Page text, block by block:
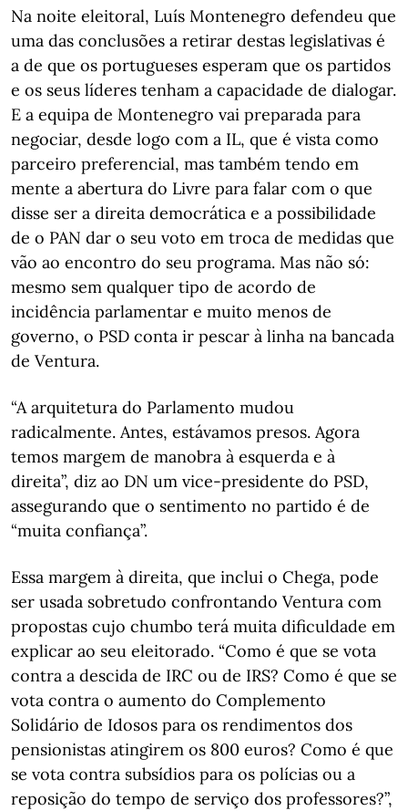
Na noite eleitoral, Luís Montenegro defendeu que
uma das conclusões a retirar destas legislativas é
a de que os portugueses esperam que os partidos
e os seus líderes tenham a capacidade de dialogar.
E a equipa de Montenegro vai preparada para
negociar, desde logo com a IL, que é vista como
parceiro preferencial, mas também tendo em
mente a abertura do Livre para falar com o que
disse ser a direita democrática e a possibilidade
de o PAN dar o seu voto em troca de medidas que
vão ao encontro do seu programa. Mas não só:
mesmo sem qualquer tipo de acordo de
incidência parlamentar e muito menos de
governo, o PSD conta ir pescar à linha na bancada
de Ventura.
“A arquitetura do Parlamento mudou
radicalmente. Antes, estávamos presos. Agora
temos margem de manobra à esquerda e à
direita”, diz ao DN um vice-presidente do PSD,
assegurando que o sentimento no partido é de
“muita confiança”.
Essa margem à direita, que inclui o Chega, pode
ser usada sobretudo confrontando Ventura com
propostas cujo chumbo terá muita dificuldade em
explicar ao seu eleitorado. “Como é que se vota
contra a descida de IRC ou de IRS? Como é que se
vota contra o aumento do Complemento
Solidário de Idosos para os rendimentos dos
pensionistas atingirem os 800 euros? Como é que
se vota contra subsídios para os polícias ou a
reposição do tempo de serviço dos professores?”,